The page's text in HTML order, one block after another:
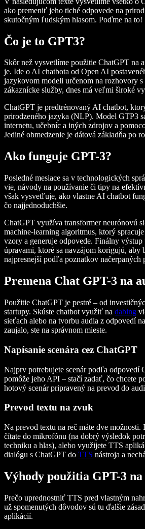
ako premeniť jeho tiché odpovede na
skutočným ľudským hlasom. Poďme na to!
Čo je to GPT3?
Skôr než vysvetlíme použitie ChatGPT na
je. Ide o AI chatbota od Open AI
jazykovom modeli určenom na rozhovory
zákaznícke služby, dnes má veľmi široké
ChatGPT je predtrénovaný AI chatbot,
prirodzeného jazyka (NLP). Model GTP3
internetu, učebníc a iných zdrojov a
Jediné obmedzenie je dátová základňa po
Ako funguje GPT-3?
Posledné mesiace sa v technologických
vie, návody na používanie či tipy na
však vysvetľuje, ako vlastne AI chatbot
čo najjednoduchšie.
ChatGPT využíva transformer neurónovú
machine-learning algoritmus, ktorý
vzory a generuje odpovede. Finálny výstup
úpravami, ktoré sa navzájom korigujú, aby
najpresnejší podľa poznatkov načerpaných
Premena Chat GPT-3 na
Použitie ChatGPT je pestré – od
startupy. Skúste chatbot využiť na dabing
sieťach alebo na tvorbu audia z odpovedí
zaujalo, ste na správnom mieste.
Napísanie scenára cez ChatGPT
Najprv potrebujete scenár podľa odpovedí
pomôže jeho API – stačí zadať, čo chcete
hotový scenár pripravený na prevod do
Prevod textu na zvuk
Na prevod textu na reč máte dve možnosti.
čítate do mikrofónu (na dobrý výsledok
techniku a hlas), alebo využijete TTS
dialógu s ChatGPT do TTS nástroja a
Výhody použitia GPT-3 na
Prečo uprednostniť TTS pred vlastným
už spomenutých dôvodov sú tu ďalšie
aplikácií.